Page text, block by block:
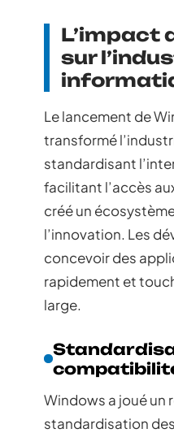
L’impact
sur
Le lancement de
transformé
standardisant
facilitant l’accès
créé un
l’innovation. Les
concevoir des
rapidement et
large.
Windows a joué un
standardisation